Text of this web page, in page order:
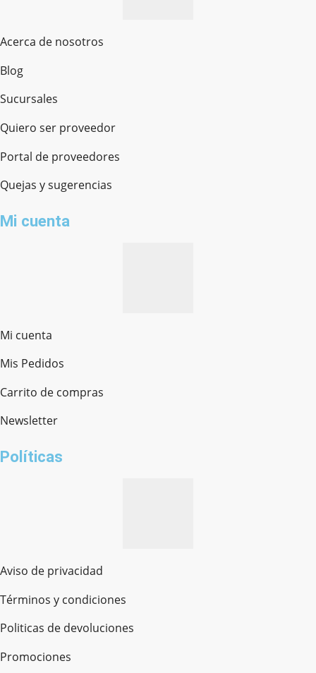
Acerca de nosotros
Blog
Sucursales
Quiero ser proveedor
Portal de proveedores
Quejas y sugerencias
Mi cuenta
Mi cuenta
Mis Pedidos
Carrito de compras
Newsletter
Políticas
Aviso de privacidad
Términos y condiciones
Politicas de devoluciones
Promociones